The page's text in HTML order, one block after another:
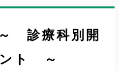
診療科別開
ント ～